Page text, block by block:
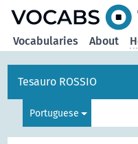
Vocabularies About
Tesauro ROSSIO
Portuguese